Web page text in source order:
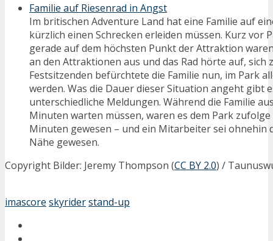
Familie auf Riesenrad in Angst
Im britischen Adventure Land hat eine Familie auf
kürzlich einen Schrecken erleiden müssen. Kurz vor
gerade auf dem höchsten Punkt der Attraktion
an den Attraktionen aus und das Rad hörte auf, sich
Festsitzenden befürchtete die Familie nun, im Park
werden. Was die Dauer dieser Situation angeht gibt
unterschiedliche Meldungen. Während die Familie
Minuten warten müssen, waren es dem Park
Minuten gewesen – und ein Mitarbeiter sei ohnehin
Nähe gewesen.
Copyright Bilder: Jeremy Thompson (CC BY 2.0) /
imascore skyriderstand-up